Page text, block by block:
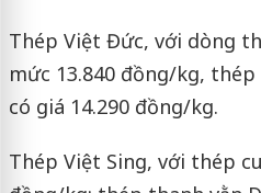
Thép Việt Đức, với dòng
mức 13.840 đồng/kg, thép
có giá 14.290 đồng/kg.
Thép Việt Sing, với thép